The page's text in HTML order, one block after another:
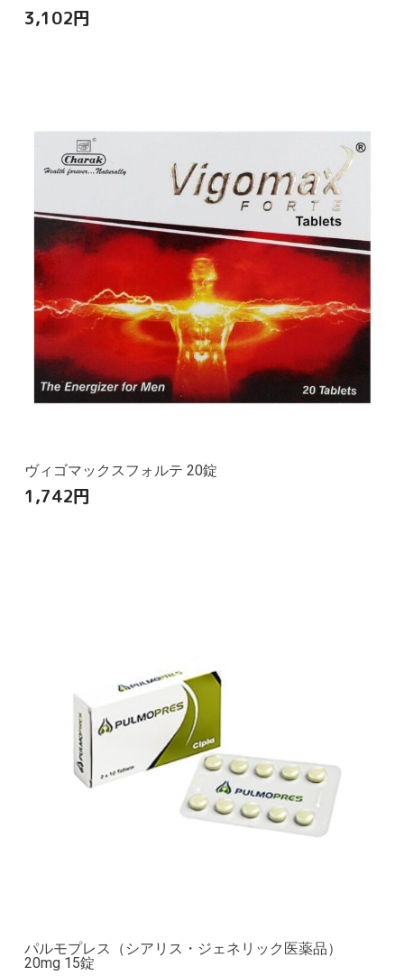
3,102円
ヴィゴマックスフォルテ 20錠
1,742円
パルモプレス（シアリス・ジェネリック医薬品）
20mg 15錠